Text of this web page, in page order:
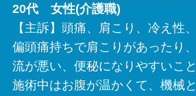
20代 女性(介護職)
【主訴】頭痛、肩こり、冷え性
偏頭痛持ちで肩こりがあったり
流が悪い、便秘になりやすいこ
施術中はお腹が温かくて、機械